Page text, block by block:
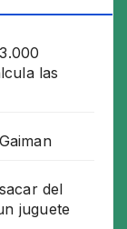
las
del
juguete